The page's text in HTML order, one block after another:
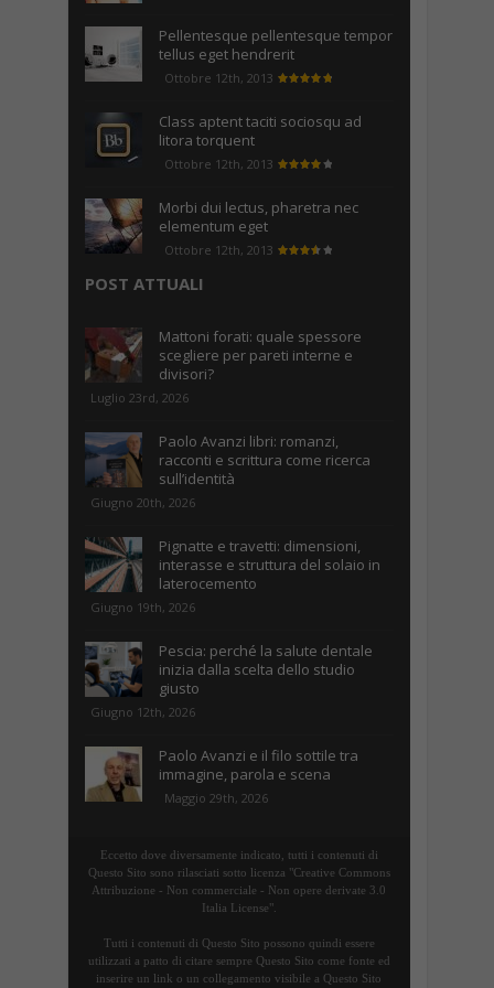
Pellentesque pellentesque tempor
tellus eget hendrerit
Ottobre 12th, 2013
Class aptent taciti sociosqu ad
litora torquent
Ottobre 12th, 2013
Morbi dui lectus, pharetra nec
elementum eget
Ottobre 12th, 2013
POST ATTUALI
Mattoni forati: quale spessore
scegliere per pareti interne e
divisori?
Luglio 23rd, 2026
Paolo Avanzi libri: romanzi,
racconti e scrittura come ricerca
sull’identità
Giugno 20th, 2026
Pignatte e travetti: dimensioni,
interasse e struttura del solaio in
laterocemento
Giugno 19th, 2026
Pescia: perché la salute dentale
inizia dalla scelta dello studio
giusto
Giugno 12th, 2026
Paolo Avanzi e il filo sottile tra
immagine, parola e scena
Maggio 29th, 2026
Eccetto dove diversamente indicato, tutti i contenuti di
Questo Sito sono rilasciati sotto licenza "Creative Commons
Attribuzione - Non commerciale - Non opere derivate 3.0
Italia License".
Tutti i contenuti di Questo Sito possono quindi essere
utilizzati a patto di citare sempre Questo Sito come fonte ed
inserire un link o un collegamento visibile a Questo Sito